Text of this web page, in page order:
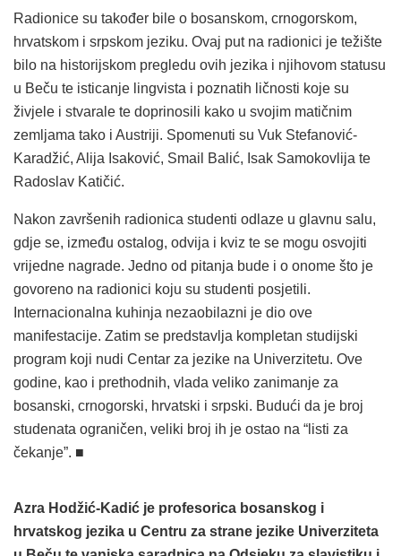
Radionice su također bile o bosanskom, crnogorskom,
hrvatskom i srpskom jeziku. Ovaj put na radionici je težište
bilo na historijskom pregledu ovih jezika i njihovom statusu
u Beču te isticanje lingvista i poznatih ličnosti koje su
živjele i stvarale te doprinosili kako u svojim matičnim
zemljama tako i Austriji. Spomenuti su Vuk Stefanović-
Karadžić, Alija Isaković, Smail Balić, Isak Samokovlija te
Radoslav Katičić.
Nakon završenih radionica studenti odlaze u glavnu salu,
gdje se, između ostalog, odvija i kviz te se mogu osvojiti
vrijedne nagrade. Jedno od pitanja bude i o onome što je
govoreno na radionici koju su studenti posjetili.
Internacionalna kuhinja nezaobilazni je dio ove
manifestacije. Zatim se predstavlja kompletan studijski
program koji nudi Centar za jezike na Univerzitetu. Ove
godine, kao i prethodnih, vlada veliko zanimanje za
bosanski, crnogorski, hrvatski i srpski. Budući da je broj
studenata ograničen, veliki broj ih je ostao na “listi za
čekanje”. ■
Azra Hodžić-Kadić je profesorica bosanskog i
hrvatskog jezika u Centru za strane jezike Univerziteta